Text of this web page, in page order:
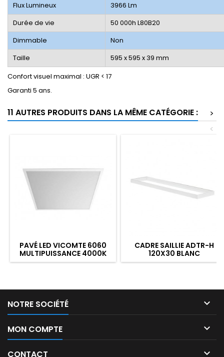
Flux Lumineux
3966 Lm
Durée de vie
50 000h L80B20
Dimmable
Non
Taille
595 x 595 x 39 mm
Confort visuel maximal : UGR < 17
Garanti 5 ans.
11 AUTRES PRODUITS DANS LA MÊME CATÉGORIE :
>
<
PAVÉ LED VICOMTE 6060
MULTIPUISSANCE 4000K
OPALE UGR19 SANS DRIVER
CADRE SAILLIE ADTR-H
120X30 BLANC
NOTRE SOCIÉTÉ 
MON COMPTE 
CONTACT 